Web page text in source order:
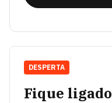
Fique ligado
DESPERTA